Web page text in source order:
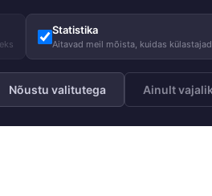
Statistika
Aitavad meil mõista, kuidas
Nõustu valitutega Ainult